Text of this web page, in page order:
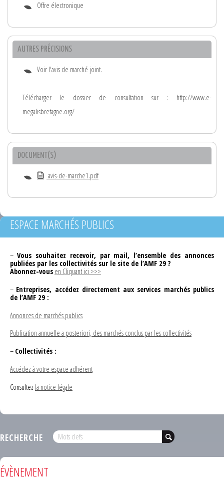
Offre électronique
AUTRES PRÉCISIONS
Voir l'avis de marché joint.
Télécharger le dossier de consultation sur : http://www.e-
megalisbretagne.org/
DOCUMENT(S)
avis-de-marche1.pdf
ESPACE MARCHÉS PUBLICS
– Vous souhaitez recevoir, par mail, l’ensemble des annonces
publiées par les collectivités sur le site de l’AMF 29 ?
Abonnez-vous en Cliquant ici >>>
– Entreprises, accédez directement aux services marchés publics
de l’AMF 29 :
Annonces de marchés publics
Publication annuelle a posteriori, des marchés conclus par les collectivités
– Collectivités :
Accédez à votre espace adhérent
Consultez la notice légale
RECHERCHE
ÉVÈNEMENT